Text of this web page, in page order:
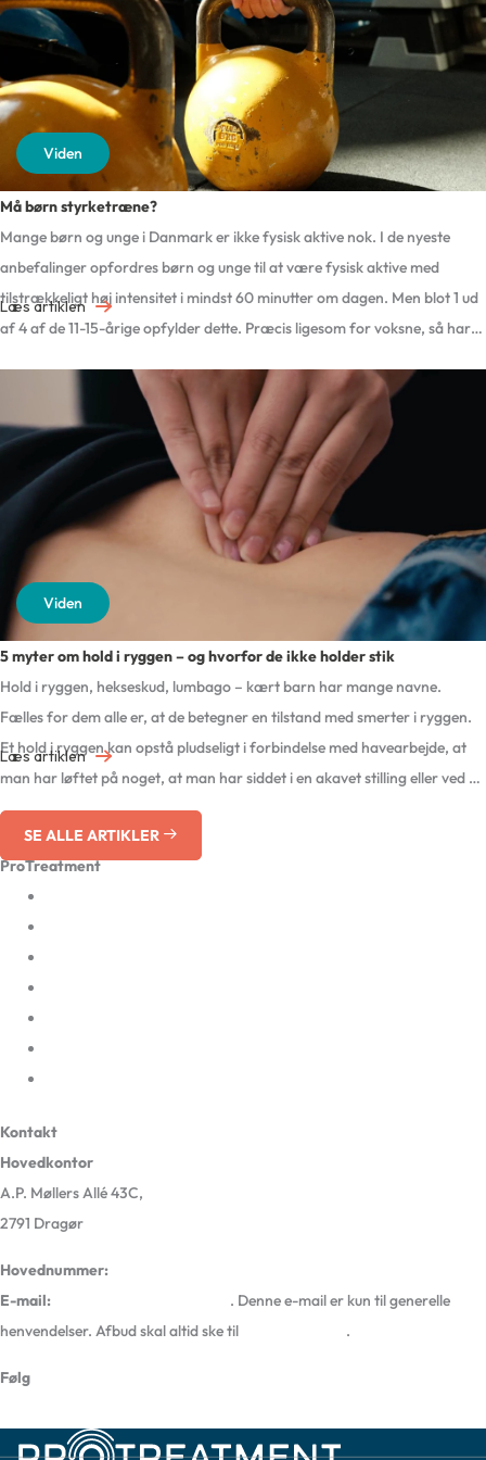
Må børn styrketræne?
Mange børn og unge i Danmark er ikke fysisk aktive nok. I de nyeste
anbefalinger opfordres børn og unge til at være fysisk aktive med
tilstrækkeligt høj intensitet i mindst 60 minutter om dagen. Men blot 1 ud
af 4 af de 11-15-årige opfylder dette. Præcis ligesom for voksne, så har
Læs artiklenabout
Må
børn
styrketræne?
Viden
5 myter om hold i ryggen – og hvorfor de ikke holder stik
Hold i ryggen, hekseskud, lumbago – kært barn har mange navne.
Fælles for dem alle er, at de betegner en tilstand med smerter i ryggen.
Et hold i ryggen kan opstå pludseligt i forbindelse med havearbejde, at
man har løftet på noget, at man har siddet i en akavet stilling eller ved en
helt fjerde […]
Læs artiklenabout
5
myter
om
hold
Viden
SE ALLE ARTIKLER
ProTreatment
Kontakt
Hovedkontor
A.P. Møllers Allé 43C,
2791 Dragør
Hovednummer:
E-mail:
. Denne e-mail er kun til generelle
henvendelser. Afbud skal altid ske til
.
Følg